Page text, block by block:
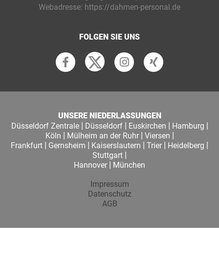
Webadresse: https://dahmen-personal.de
FOLGEN SIE UNS
UNSERE NIEDERLASSUNGEN
Düsseldorf Zentrale| Düsseldorf| Euskirchen | Hamburg |
Köln | Mülheim an der Ruhr| Viersen |
Frankfurt | Gernsheim | Kaiserslautern | Trier | Heidelberg |
Stuttgart |
Hannover | München
Impressum
Datenschutz
AGB